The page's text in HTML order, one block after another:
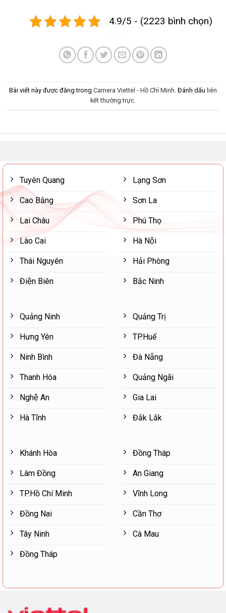
4.9/5 - (2223 bình chọn)
Bài viết này được đăng trong Camera Viettel - Hồ Chí Minh. Đánh dấu liên
kết thường trực.
Tuyên Quang
Cao Bằng
Lai Châu
Lào Cai
Thái Nguyên
Điện Biên
Lạng Sơn
Sơn La
Phú Thọ
Hà Nội
Hải Phòng
Bắc Ninh
Quảng Ninh
Hưng Yên
Ninh Bình
Thanh Hóa
Nghệ An
Hà Tĩnh
Quảng Trị
TP.Huế
Đà Nẵng
Quảng Ngãi
Gia Lai
Đắk Lắk
Khánh Hòa
Lâm Đồng
TP.Hồ Chí Minh
Đồng Nai
Tây Ninh
Đồng Tháp
Đồng Tháp
An Giang
Vĩnh Long
Cần Thơ
Cà Mau